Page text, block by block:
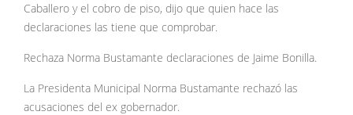
Caballero y el cobro de piso, dijo que quien hace las
declaraciones las tiene que comprobar.
Rechaza Norma Bustamante declaraciones de Jaime Bonilla.
La Presidenta Municipal Norma Bustamante rechazó las
acusaciones del ex gobernador.